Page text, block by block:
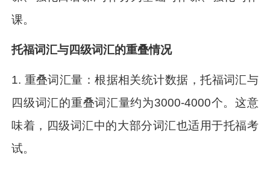
课。
托福词汇与四级词汇的重叠情况
1. 重叠词汇量：根据相关统计数据，托福词汇与
四级词汇的重叠词汇量约为3000-4000个。这意
味着，四级词汇中的大部分词汇也适用于托福考
试。